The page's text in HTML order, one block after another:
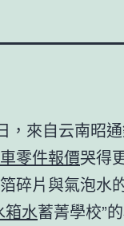
，來自云南昭
零件報價哭得
碎片與氣泡水
箱水蓄菁學校”